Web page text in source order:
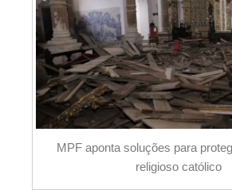
MPF aponta soluções para
religioso católico